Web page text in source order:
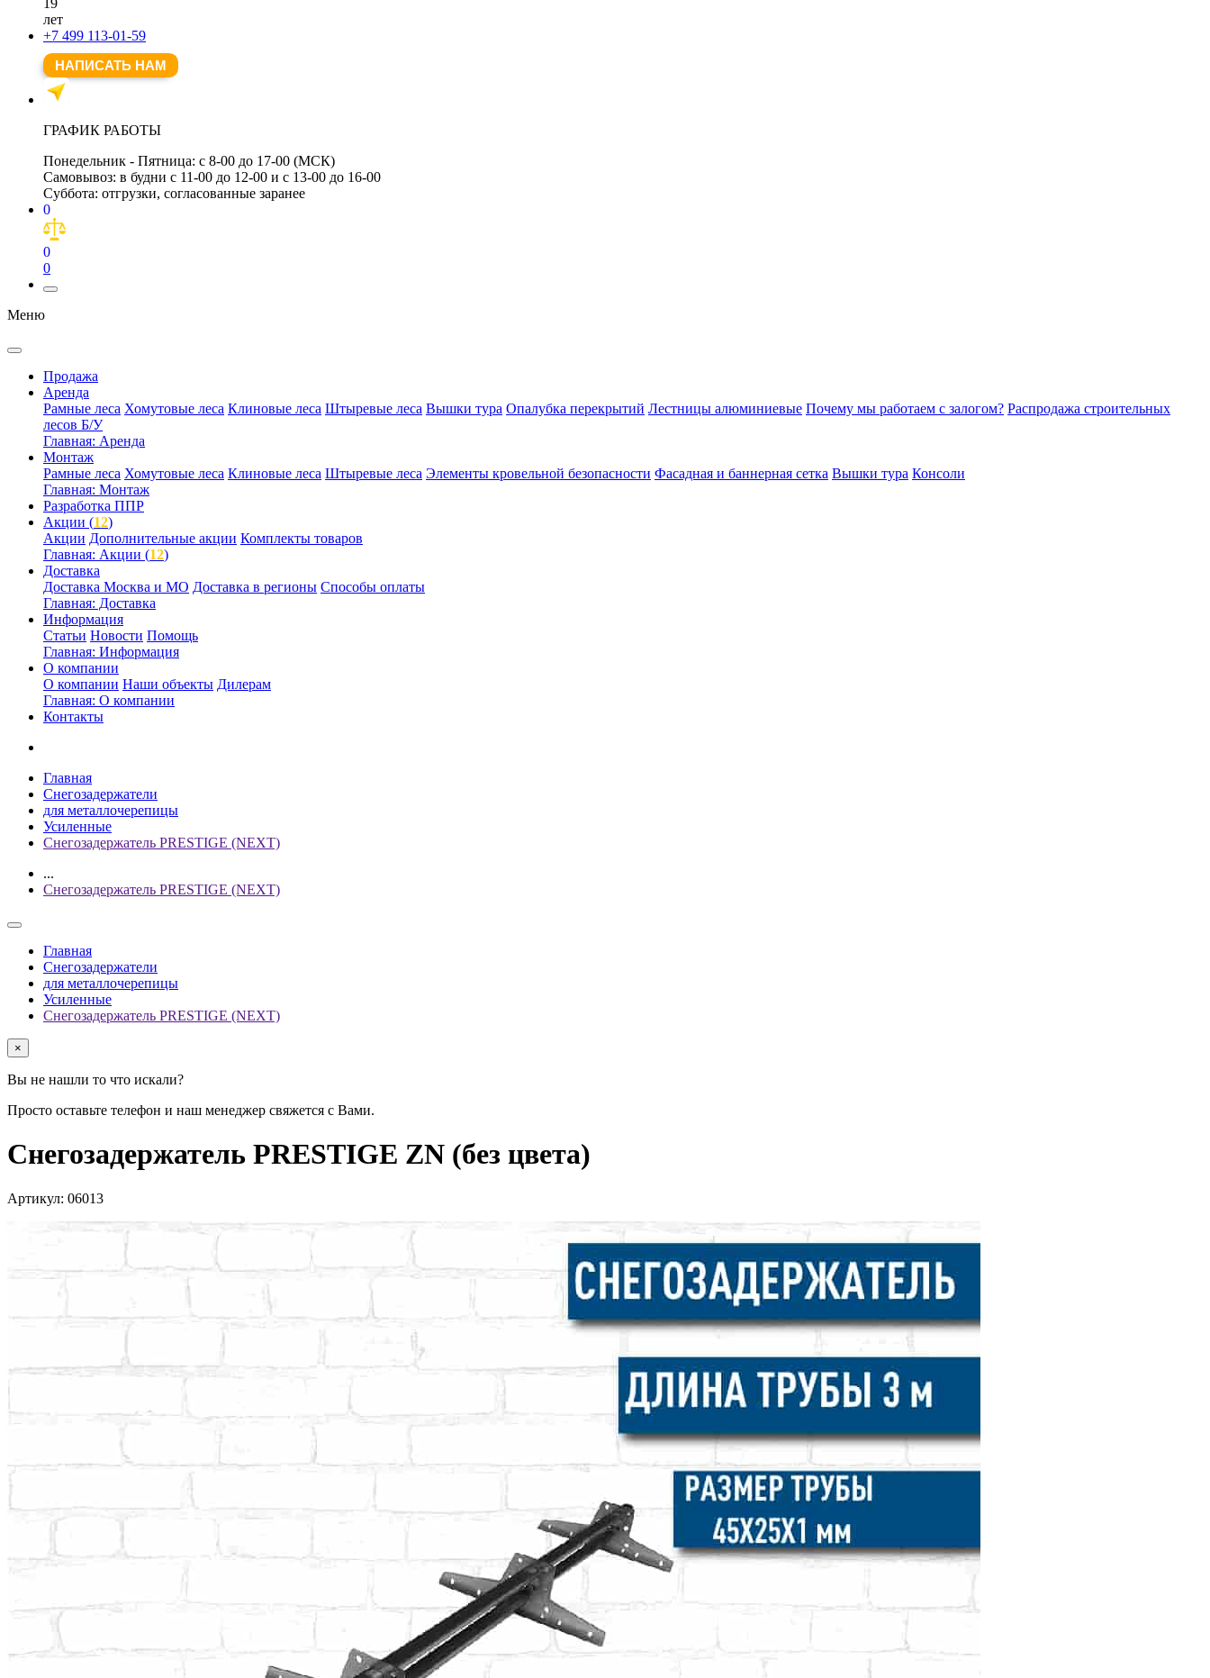
лет
+7 499 113-01-59
НАПИСАТЬ НАМ
ГРАФИК РАБОТЫ
Понедельник - Пятница: с 8-00 до 17-00 (МСК)
Самовывоз: в будни с 11-00 до 12-00 и с 13-00 до 16-00
Суббота: отгрузки, согласованные заранее
0
0
0
Меню
Продажа
Аренда
Рамные леса Хомутовые леса Клиновые леса Штыревые леса Вышки тура Опалубка перекрытий Лестницы алюминиевые Почему мы работаем с залогом? Распродажа строительных
лесов Б/У
Главная: Аренда
Монтаж
Рамные леса Хомутовые леса Клиновые леса Штыревые леса Элементы кровельной безопасности Фасадная и баннерная сетка Вышки тура Консоли
Главная: Монтаж
Разработка ППР
Акции (12)
Акции Дополнительные акции Комплекты товаров
Главная: Акции (12)
Доставка
Доставка Москва и МО Доставка в регионы Способы оплаты
Главная: Доставка
Информация
Статьи Новости Помощь
Главная: Информация
О компании
О компании Наши объекты Дилерам
Главная: О компании
Контакты
Главная
Снегозадержатели
для металлочерепицы
Усиленные
Снегозадержатель PRESTIGE (NEXT)
...
Снегозадержатель PRESTIGE (NEXT)
Главная
Снегозадержатели
для металлочерепицы
Усиленные
Снегозадержатель PRESTIGE (NEXT)
×
Вы не нашли то что искали?
Просто оставьте телефон и наш менеджер свяжется с Вами.
Снегозадержатель PRESTIGE ZN (без цвета)
Артикул: 06013